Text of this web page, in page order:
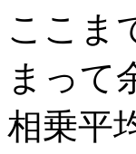
ここま
まって
相乗平